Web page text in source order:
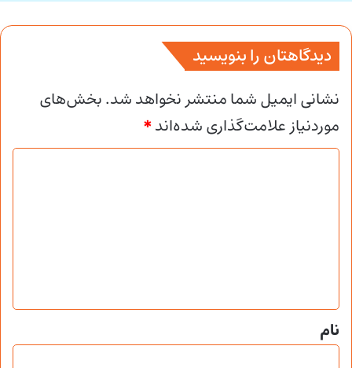
دیدگاهتان را بنویسید
نشانی ایمیل شما منتشر نخواهد شد.بخش‌های
موردنیاز علامت‌گذاری شده‌اند*
*
نام